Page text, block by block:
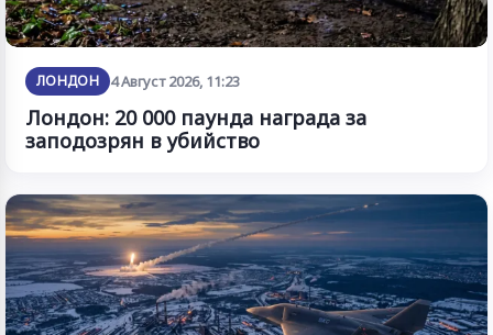
ЛОНДОН 4 Август 2026, 11:23
Лондон: 20 000 паунда награда за
заподозрян в убийство